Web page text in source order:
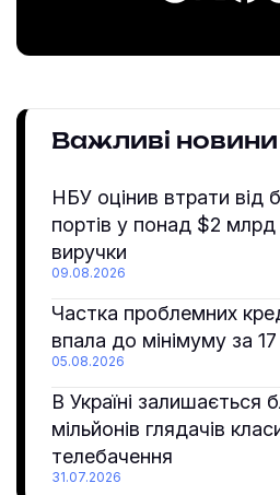
Важливі новини
НБУ оцінив втрати від
портів у понад $2 млрд
виручки
09.08.2026
Частка проблемних
впала до мінімуму за 17
05.08.2026
В Україні залишається
мільйонів глядачів
телебачення
31.07.2026